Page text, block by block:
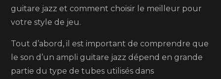
pour
votre
jeu
guitare jazz et comment choisir le meilleur pour
votre style de jeu.
Tout d’abord, il est important de comprendre que
le son d’un ampli guitare jazz dépend en grande
partie du type de tubes utilisés dans